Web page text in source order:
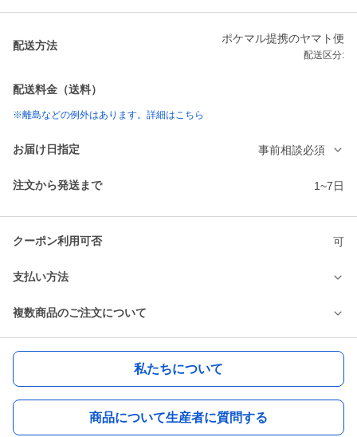
配送方法
ポケマル提携のヤマト便
配送区分:
配送料金（送料）
※離島などの例外はあります。詳細はこちら
お届け日指定 事前相談必須
注文から発送まで 1~7日
クーポン利用可否 可
支払い方法
複数商品のご注文について
私たちについて
商品について生産者に質問する